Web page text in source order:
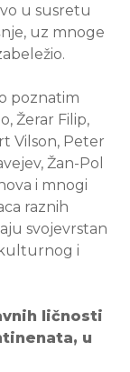
u susretu
uz mnoge
poznatim
Žerar Filip,
Vilson, Peter
Žan-Pol
i mnogi
raznih
svojevrstan
i
ličnosti
u